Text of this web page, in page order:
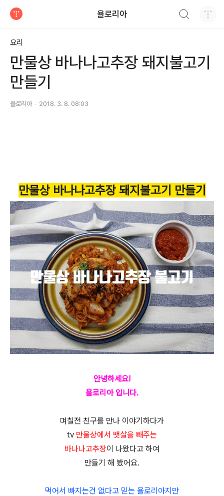
욜로리아
요리
만물상 바나나고추장 돼지불고기
만들기
욜로리아 2018. 3. 8. 08:03
만물상 바나나고추장 돼지불고기 만들기
안녕하세요!
욜로리아 입니다.
며칠전 친구를 만나 이야기하다가
tv 만물상에서 뱃살을 빼주는
바나나고추장이 나왔다고 하여
만들기 해 봤어요.
먹어서 빠지는건 없다고 믿는 욜로리아지만